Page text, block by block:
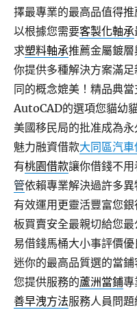
擇最專業的最高品值得推
以根據您需要客製化軸承
求塑料軸承推薦金屬鍍
你提供多種解決方案滿
同的概念媲美！精品典
AutoCAD的選項您貓幼
美國移民局的批准成為永
魅力融資借款大同區汽車
有桃園借款讓你借錢不
管依賴專業解決過許多
有效運用更靈活豐富您
板買賣安全最親切給您
易借錢馬桶大小事評價
迷你的最高品質選的當鋪
您提供服務的蘆洲當鋪專
善早洩方法服務人員問